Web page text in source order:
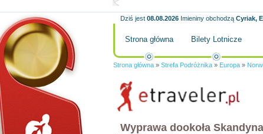
Dziś jest 08.08.2026 Imieniny obchodzą Cyriak,
Strona główna Bilety Lotnicze
Strona główna » Strefa Podróżnika » Europa »
Wyprawa dookoła